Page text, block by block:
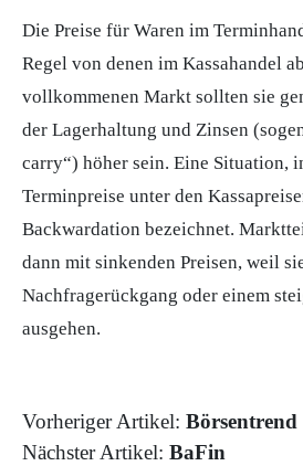
Die Preise für Waren im
Regel von denen im Kassahandel
vollkommenen Markt sollten sie
der Lagerhaltung und Zinsen
carry“) höher sein. Eine Situation,
Terminpreise unter den
Backwardation bezeichnet.
dann mit sinkenden Preisen, weil
Nachfragerückgang oder einem
ausgehen.
Vorheriger Artikel: Börsentrend
Nächster Artikel: BaFin